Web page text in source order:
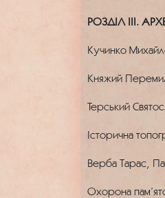
РОЗДІЛ ІІІ.
Кучинко
Княжий
Терський
Історична
Верба Тарас,
Охорона